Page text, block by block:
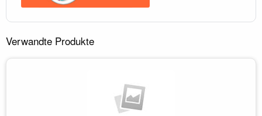
Verwandte Produkte